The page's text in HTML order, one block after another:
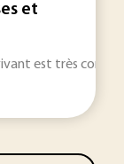
et
est très